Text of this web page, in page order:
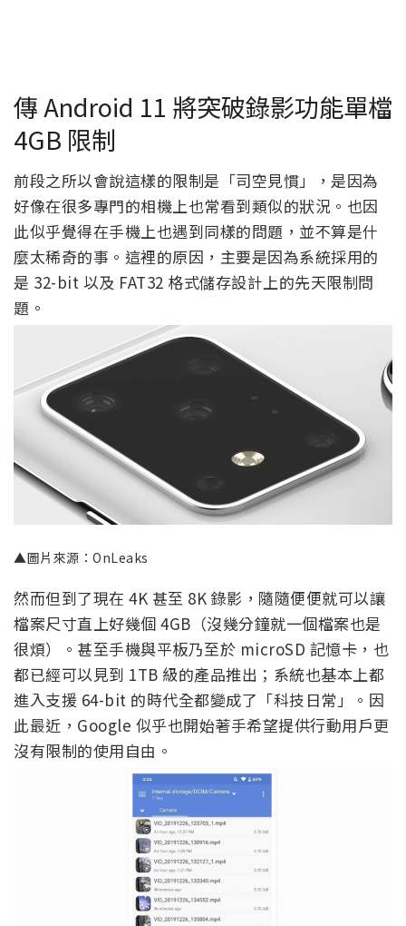
傳 Android 11 將突破錄影功能單檔
4GB 限制
前段之所以會說這樣的限制是「司空見慣」，是因為
好像在很多專門的相機上也常看到類似的狀況。也因
此似乎覺得在手機上也遇到同樣的問題，並不算是什
麼太稀奇的事。這裡的原因，主要是因為系統採用的
是 32-bit 以及 FAT32 格式儲存設計上的先天限制問
題。
▲圖片來源：OnLeaks
然而但到了現在 4K 甚至 8K 錄影，隨隨便便就可以讓
檔案尺寸直上好幾個 4GB（沒幾分鐘就一個檔案也是
很煩）。甚至手機與平板乃至於 microSD 記憶卡，也
都已經可以見到 1TB 級的產品推出；系統也基本上都
進入支援 64-bit 的時代全都變成了「科技日常」。因
此最近，Google 似乎也開始著手希望提供行動用戶更
沒有限制的使用自由。